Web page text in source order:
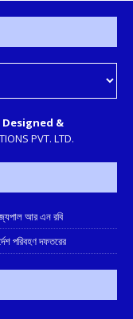
Designed &
PVT. LTD.
আর এন রবি
পরিবহণ দফতরের